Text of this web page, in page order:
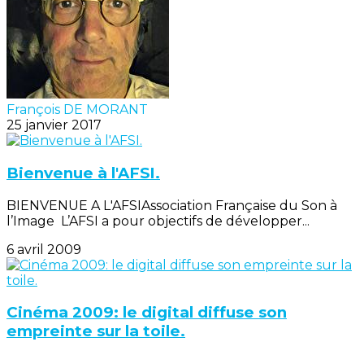
François DE MORANT
25 janvier 2017
Bienvenue à l'AFSI.
BIENVENUE A L'AFSIAssociation Française du Son à
l’Image L’AFSI a pour objectifs de développer...
6 avril 2009
Cinéma 2009: le digital diffuse son
empreinte sur la toile.